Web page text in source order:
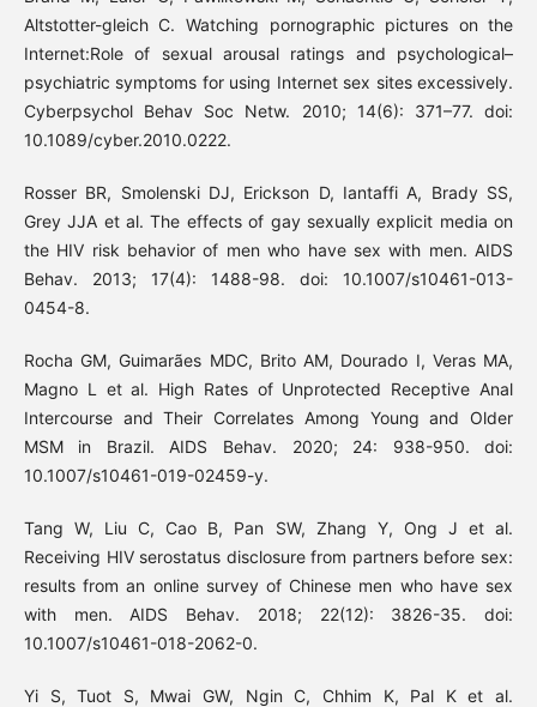
Altstotter-gleich C. Watching pornographic pictures on the
Internet:Role of sexual arousal ratings and psychological–
psychiatric symptoms for using Internet sex sites excessively.
Cyberpsychol Behav Soc Netw. 2010; 14(6): 371–77. doi:
10.1089/cyber.2010.0222.
Rosser BR, Smolenski DJ, Erickson D, Iantaffi A, Brady SS,
Grey JJA et al. The effects of gay sexually explicit media on
the HIV risk behavior of men who have sex with men. AIDS
Behav. 2013; 17(4): 1488-98. doi: 10.1007/s10461-013-
0454-8.
Rocha GM, Guimarães MDC, Brito AM, Dourado I, Veras MA,
Magno L et al. High Rates of Unprotected Receptive Anal
Intercourse and Their Correlates Among Young and Older
MSM in Brazil. AIDS Behav. 2020; 24: 938-950. doi:
10.1007/s10461-019-02459-y.
Tang W, Liu C, Cao B, Pan SW, Zhang Y, Ong J et al.
Receiving HIV serostatus disclosure from partners before sex:
results from an online survey of Chinese men who have sex
with men. AIDS Behav. 2018; 22(12): 3826-35. doi:
10.1007/s10461-018-2062-0.
Yi S, Tuot S, Mwai GW, Ngin C, Chhim K, Pal K et al.